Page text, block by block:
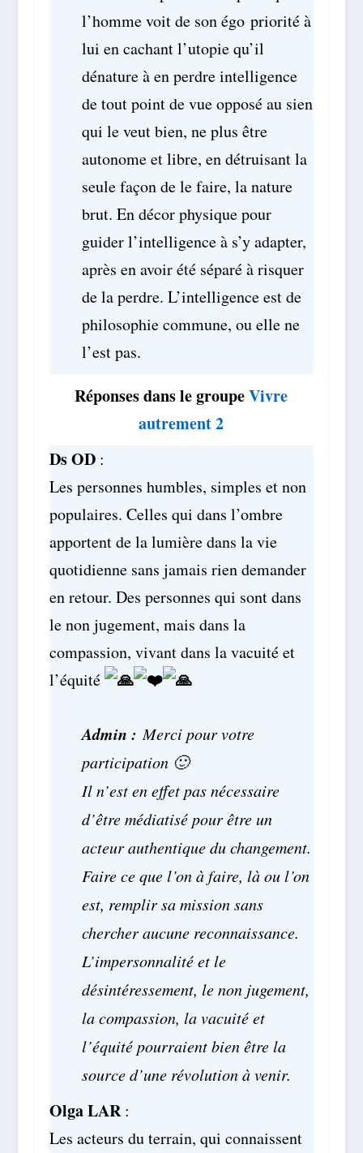
l’homme voit de son égo priorité à
lui en cachant l’utopie qu’il
dénature à en perdre intelligence
de tout point de vue opposé au sien
qui le veut bien, ne plus être
autonome et libre, en détruisant la
seule façon de le faire, la nature
brut. En décor physique pour
guider l’intelligence à s’y adapter,
après en avoir été séparé à risquer
de la perdre. L’intelligence est de
philosophie commune, ou elle ne
l’est pas.
Réponses dans le groupeVivre
autrement 2
Ds OD:
Les personnes humbles, simples et non
populaires. Celles qui dans l’ombre
apportent de la lumière dans la vie
quotidienne sans jamais rien demander
en retour. Des personnes qui sont dans
le non jugement, mais dans la
compassion, vivant dans la vacuité et
l’équité
Admin : Merci pour votre
participation 🙂
Il n’est en effet pas nécessaire
d’être médiatisé pour être un
acteur authentique du changement.
Faire ce que l’on à faire, là ou l’on
est, remplir sa mission sans
chercher aucune reconnaissance.
L’impersonnalité et le
désintéressement, le non jugement,
la compassion, la vacuité et
l’équité pourraient bien être la
source d’une révolution à venir.
Olga LAR:
Les acteurs du terrain, qui connaissent